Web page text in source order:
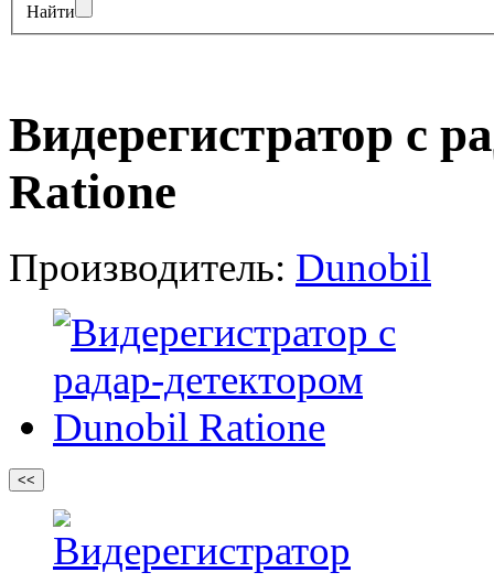
Найти
Видерегистратор с
Ratione
Производитель: Dunobil
<<